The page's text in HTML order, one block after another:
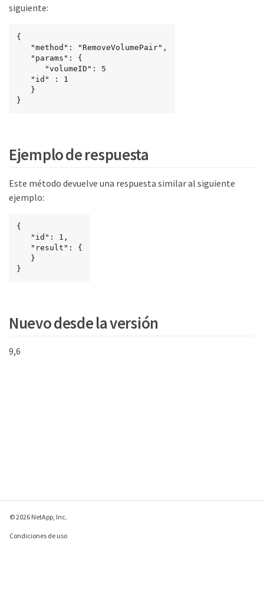
siguiente:
{
}
Ejemplo de respuesta
Este método devuelve una respuesta similar al siguiente
ejemplo:
{
}
Nuevo desde la versión
9,6
© 2026 NetApp, Inc.
Condiciones de uso